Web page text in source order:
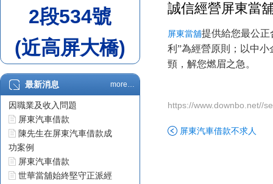
2段534號
(近高屏大橋)
最新消息 more…
屏東汽車借款車貸不過原
因職業及收入問題
屏東汽車借款
陳先生在屏東汽車借款成
功案例
屏東汽車借款
世華當舖始終堅守正派經
誠信經營屏東當
屏東當舖提供給您最公
利”為經營原則；以中
頸，解您燃眉之急。
https://www.downbo.net//
屏東汽車借款不求人